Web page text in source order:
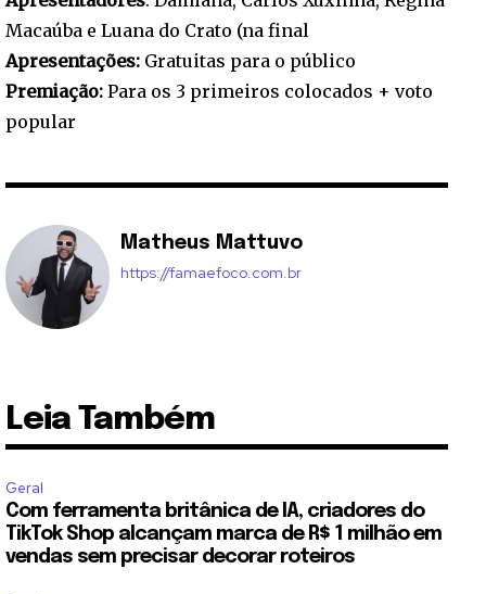
Macaúba e Luana do Crato (na final
Apresentações: Gratuitas para o público
Premiação: Para os 3 primeiros colocados + voto
popular
Matheus Mattuvo
https://famaefoco.com.br
Leia Também
Geral
Com ferramenta britânica de IA, criadores do
TikTok Shop alcançam marca de R$ 1 milhão em
vendas sem precisar decorar roteiros